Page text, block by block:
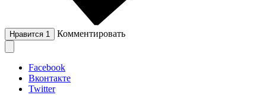
Нравится 1 Комментировать
Facebook
Вконтакте
Twitter